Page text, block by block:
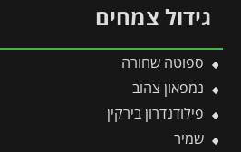
גידול צמחים
ספוטה שחורה
נמפאון צהוב
פילודנדרון בירקין
שמיר